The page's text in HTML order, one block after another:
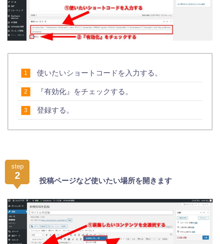
使いたいショートコードを入力する。
『有効化』をチェックする。
登録する。
step
2 投稿ページなど使いたい場所を開きます